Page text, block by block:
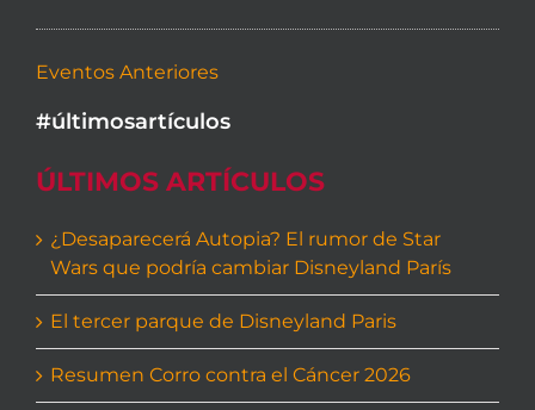
Eventos Anteriores
#últimosartículos
ÚLTIMOS ARTÍCULOS
¿Desaparecerá Autopia? El rumor de Star
Wars que podría cambiar Disneyland París
El tercer parque de Disneyland Paris
Resumen Corro contra el Cáncer 2026